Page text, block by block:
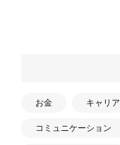
お金 キャリア
コミュニケーション